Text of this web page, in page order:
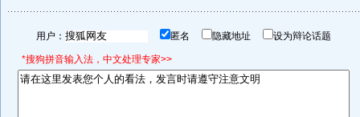
用户： 匿名 隐藏地址 设为辩论话题
*搜狗拼音输入法，中文处理专家>>